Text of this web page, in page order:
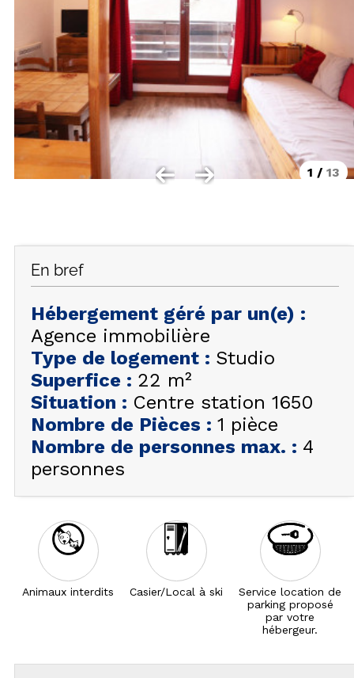
Les Orres 1650 centre station
Les Orres 1800 Bois Méan
Les Orres et ses hameaux
VISUALISER LE PLAN DES ORRES
BONS PLANS ACTIVITÉS
Carte Multi activités
INSPIREZ-VOUS !
ÉTÉ
HIVER
FR EN
+33 (0)4 92 44 19 17
1 / 13
En bref
Hébergement géré par un(e) :
Agence immobilière
Type de logement : Studio
Superfice : 22 m²
Situation : Centre station 1650
Nombre de Pièces : 1 pièce
Nombre de personnes max. : 4
personnes
Animaux interdits Casier/Local à ski
Service location de
parking proposé
par votre
hébergeur.